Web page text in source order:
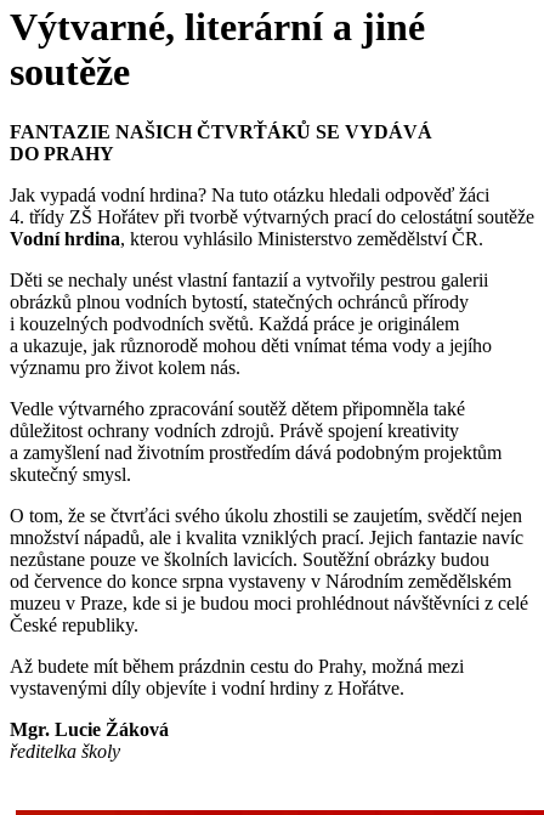
Výtvarné, literární a jiné
soutěže
FANTAZIE NAŠICH ČTVRŤÁKŮ SE VYDÁVÁ
DO PRAHY
Jak vypadá vodní hrdina? Na tuto otázku hledali odpověď žáci
4. třídy ZŠ Hořátev při tvorbě výtvarných prací do celostátní soutěže
Vodní hrdina, kterou vyhlásilo Ministerstvo zemědělství ČR.
Děti se nechaly unést vlastní fantazií a vytvořily pestrou galerii
obrázků plnou vodních bytostí, statečných ochránců přírody
i kouzelných podvodních světů. Každá práce je originálem
a ukazuje, jak různorodě mohou děti vnímat téma vody a jejího
významu pro život kolem nás.
Vedle výtvarného zpracování soutěž dětem připomněla také
důležitost ochrany vodních zdrojů. Právě spojení kreativity
a zamyšlení nad životním prostředím dává podobným projektům
skutečný smysl.
O tom, že se čtvrťáci svého úkolu zhostili se zaujetím, svědčí nejen
množství nápadů, ale i kvalita vzniklých prací. Jejich fantazie navíc
nezůstane pouze ve školních lavicích. Soutěžní obrázky budou
od července do konce srpna vystaveny v Národním zemědělském
muzeu v Praze, kde si je budou moci prohlédnout návštěvníci z celé
České republiky.
Až budete mít během prázdnin cestu do Prahy, možná mezi
vystavenými díly objevíte i vodní hrdiny z Hořátve.
Mgr. Lucie Žáková
ředitelka školy